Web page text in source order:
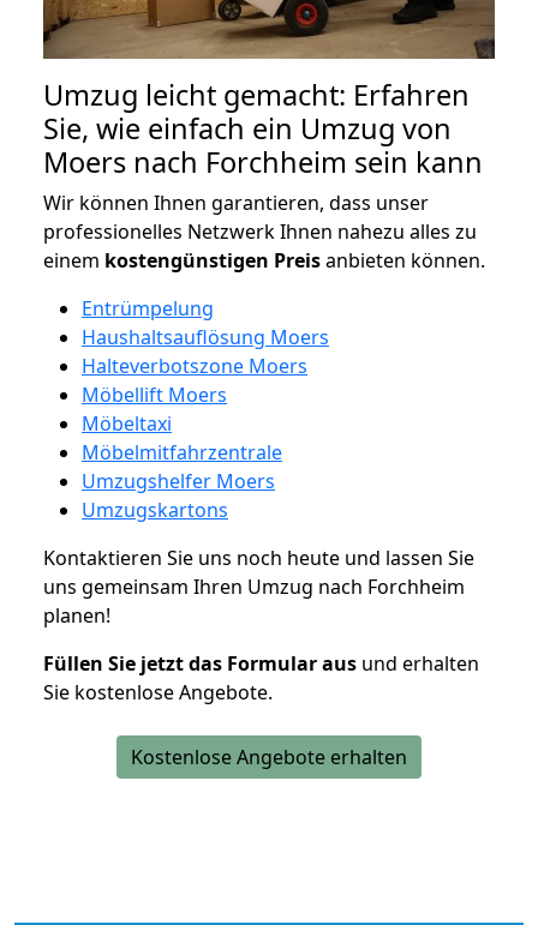
Umzug leicht gemacht: Erfahren
Sie, wie einfach ein Umzug von
Moers nach Forchheim sein kann
Wir können Ihnen garantieren, dass unser
professionelles Netzwerk Ihnen nahezu alles zu
einem kostengünstigen Preisanbieten können.
Entrümpelung
Haushaltsauflösung Moers
Halteverbotszone Moers
Möbellift Moers
Möbeltaxi
Möbelmitfahrzentrale
Umzugshelfer Moers
Umzugskartons
Kontaktieren Sie uns noch heute und lassen Sie
uns gemeinsam Ihren Umzug nach Forchheim
planen!
Füllen Sie jetzt das Formular aus und erhalten
Sie kostenlose Angebote.
Kostenlose Angebote erhalten